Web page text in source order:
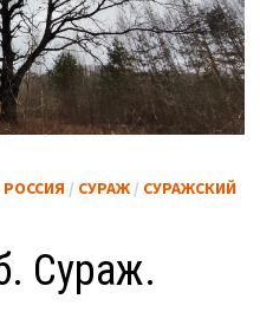
РОССИЯ / СУРАЖ/ СУРАЖСКИЙ
Сураж.